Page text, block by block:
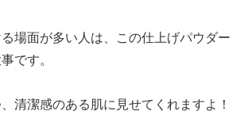
場面が多い人は、この仕上げパウダー
です。
清潔感のある肌に見せてくれますよ！